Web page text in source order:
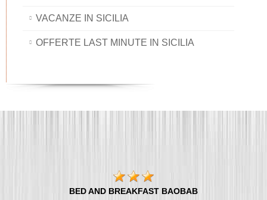
VACANZE IN SICILIA
OFFERTE LAST MINUTE IN SICILIA
BED AND BREAKFAST BAOBAB